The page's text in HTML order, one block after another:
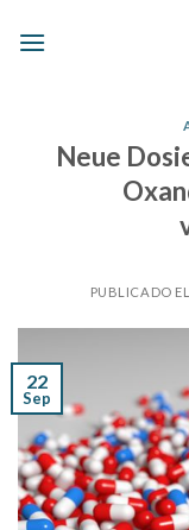
Neue
PUBLICADO EL
22
Sep